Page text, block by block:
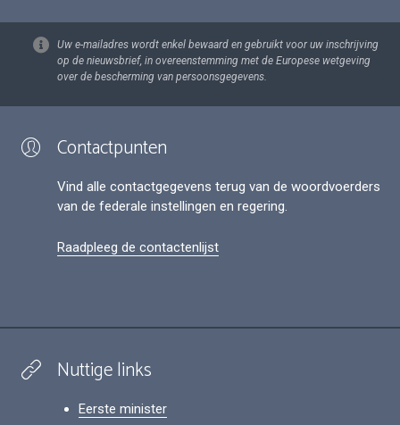
Uw e-mailadres wordt enkel bewaard en gebruikt voor uw inschrijving
op de nieuwsbrief, in overeenstemming met de Europese wetgeving
over de bescherming van persoonsgegevens.
Contactpunten
Vind alle contactgegevens terug van de woordvoerders
van de federale instellingen en regering.
Raadpleeg de contactenlijst
Nuttige links
Eerste minister